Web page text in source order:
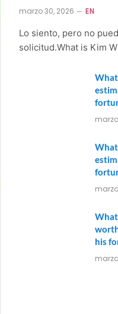
marzo 30, 2026 EN
Lo siento, pero no
solicitud.What is Kim
his